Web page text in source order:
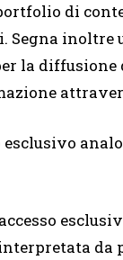
di
Segna
la
da